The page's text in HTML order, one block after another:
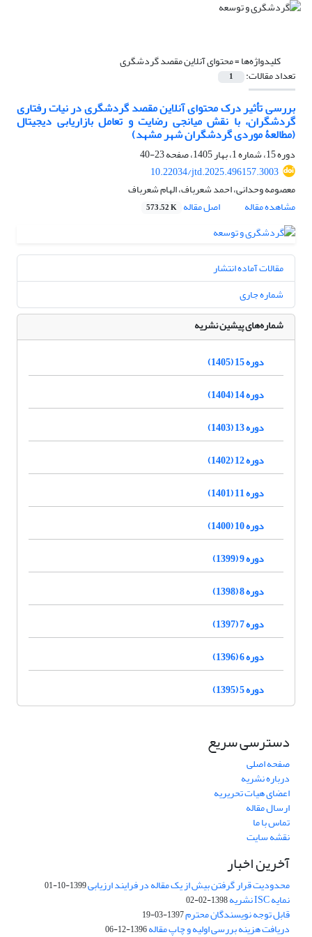
کلیدواژه‌ها =محتوای آنلاین مقصد گردشگری
تعداد مقالات: 1
بررسی تأثیر درک محتوای آنلاین مقصد گردشگری در نیات رفتاری
گردشگران، با نقش میانجی رضایت و تعامل بازاریابی دیجیتال
(مطالعۀ موردی گردشگران شهر مشهد)
دوره 15، شماره 1، بهار 1405، صفحه
23-40
10.22034/jtd.2025.496157.3003
معصومه وحدانی، احمد شعرباف، الهام شعرباف
مشاهده مقاله
اصل مقاله 573.52 K
مقالات آماده انتشار
شماره جاری
شماره‌های پیشین نشریه
دوره 15 (1405)
دوره 14 (1404)
دوره 13 (1403)
دوره 12 (1402)
دوره 11 (1401)
دوره 10 (1400)
دوره 9 (1399)
دوره 8 (1398)
دوره 7 (1397)
دوره 6 (1396)
دوره 5 (1395)
دسترسی سریع
صفحه اصلی
درباره نشریه
اعضای هیات تحریریه
ارسال مقاله
تماس با ما
نقشه سایت
آخرین اخبار
محدودیت قرار گرفتن بیش از یک مقاله در فرایند ارزیابی1399-10-01
نمایه ISC نشریه 1398-02-02
قابل توجه نویسندگان محترم1397-03-19
دریافت هزینه بررسی اولیه و چاپ مقاله1396-12-06